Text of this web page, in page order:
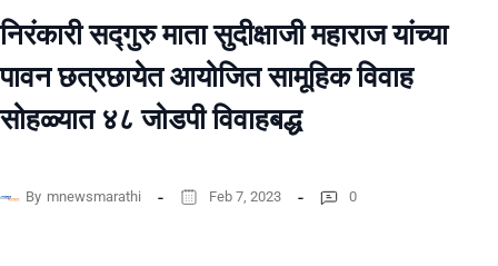
निरंकारी सद्गुरु माता सुदीक्षाजी महाराज यांच्या
पावन छत्रछायेत आयोजित सामूहिक विवाह
सोहळ्यात ४८ जोडपी विवाहबद्ध
By mnewsmarathi Feb 7, 2023 0